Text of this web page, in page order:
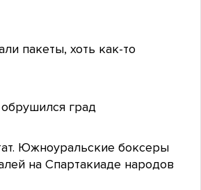
пакеты, хоть как-то
град
Южноуральские боксеры
на Спартакиаде народов